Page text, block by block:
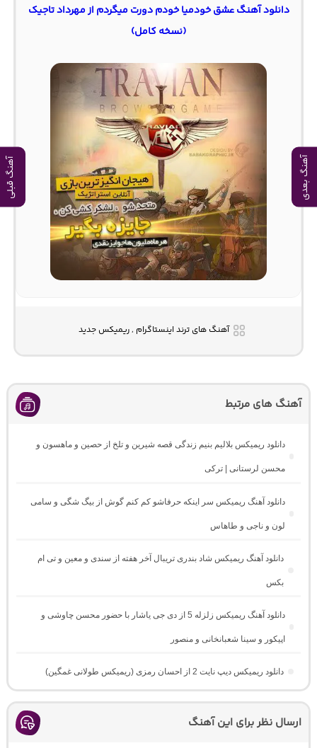
آهنگ بعدی آهنگ قبلی
دانلود آهنگ عشق خودمیا خودم دورت میگردم از مهرداد تاجیک
(نسخه کامل)
آهنگ های ترند اینستاگرام , ریمیکس جدید
آهنگ های مرتبط
دانلود ریمیکس بلالیم بنیم زندگی قصه شیرین و تلخ از حصین و ماهسون و
محسن لرستانی | ترکی
دانلود آهنگ ریمیکس سر اینکه حرفاشو کم کنم گوش از بیگ شگی و سامی
لون و ناجی و طاهاس
دانلود آهنگ ریمیکس شاد بندری تریبال آخر هفته از سندی و معین و تی ام
بکس
دانلود آهنگ ریمیکس زلزله 5 از دی جی یاشار با حضور محسن چاوشی و
اپیکور و سینا شعبانخانی و منصور
دانلود ریمیکس دیپ نایت 2 از احسان رمزی (ریمیکس طولانی غمگین)
ارسال نظر برای این آهنگ